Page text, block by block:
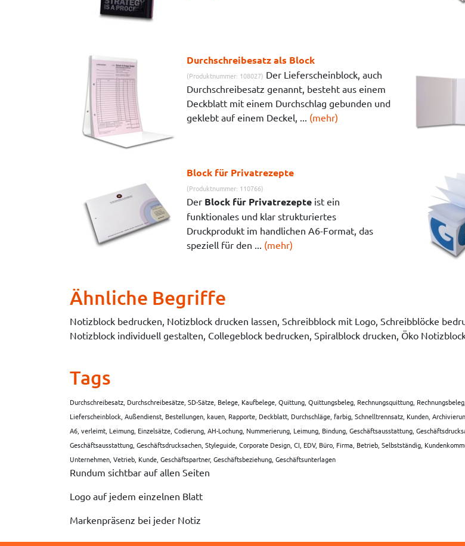
Durchschreibesatz als Block
(Produktnummer: 108027) Der Lieferscheinblock, auch
Durchschreibesatz genannt, besteht aus einem
Deckblatt mit einem Durchschlag gebunden und
geklebt auf einem Deckel, ... (mehr)
Block für Privatrezepte
(Produktnummer: 110766)
Der Block für Privatrezepteist ein
funktionales und klar strukturiertes
Druckprodukt im handlichen A6-Format, das
speziell für den ... (mehr)
Ähnliche Begriffe
Notizblock bedrucken, Notizblock drucken lassen, Schreibblock mit Logo, Schreibblöcke
Notizblock individuell gestalten, Collegeblock bedrucken, Spiralblock drucken, Öko
Tags
Durchschreibesatz, Durchschreibesätze, SD-Sätze, Belege, Kaufbelege, Quittung, Quittungsbeleg, Rechnungsquittung,
Lieferscheinblock, Außendienst, Bestellungen, kauen, Rapporte, Deckblatt, Durchschläge, farbig, Schnelltrennsatz, Kunden,
A6, verleimt, Leimung, Einzelsätze, Codierung, AH-Lochung, Nummerierung, Leimung, Bindung, Geschäftsausstattung,
Geschäftsausstattung, Geschäftsdrucksachen, Styleguide, Corporate Design, CI, EDV, Büro, Firma, Betrieb, Selbstständig,
Unternehmen, Vetrieb, Kunde, Geschäftspartner, Geschäftsbeziehung, Geschäftsunterlagen
Rundum sichtbar auf allen Seiten
Logo auf jedem einzelnen Blatt
Markenpräsenz bei jeder Notiz